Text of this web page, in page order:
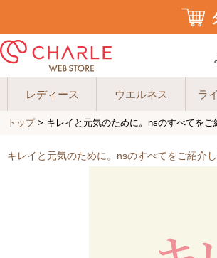
レディース ウエルネス ラ
トップ> キレイと元気のために。nsのすべてを
キレイと元気のために。nsのすべてをご紹介